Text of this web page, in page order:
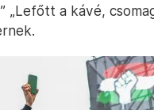
a kávé,